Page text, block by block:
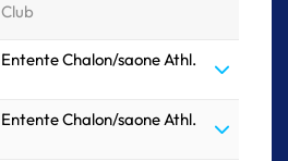
Club
Entente Chalon/saone Athl.
Entente Chalon/saone Athl.